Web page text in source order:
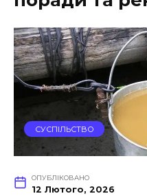
СУСПІЛЬСТВО
ОПУБЛІКОВАНО
12 Лютого, 2026